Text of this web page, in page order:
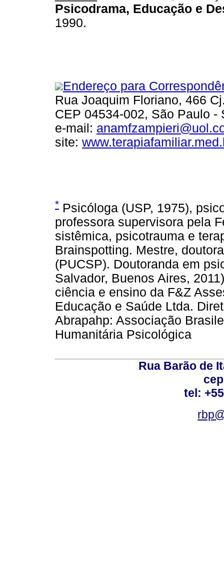
Psicodrama, Educação e
1990.
Endereço para
Rua Joaquim Floriano, 466
CEP 04534-002, São Paulo -
e-mail:
site:
* Psicóloga (USP, 1975),
professora supervisora pela
sistêmica, psicotrauma e
Brainspotting. Mestre,
(PUCSP). Doutoranda em
Salvador, Buenos Aires,
ciência e ensino da F&Z
Educação e Saúde Ltda.
Abrapahp: Associação
Humanitária Psicológica
Rua Barão de
tel: